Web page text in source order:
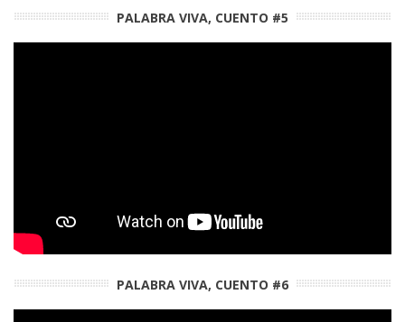
PALABRA VIVA, CUENTO #5
PALABRA VIVA, CUENTO #6